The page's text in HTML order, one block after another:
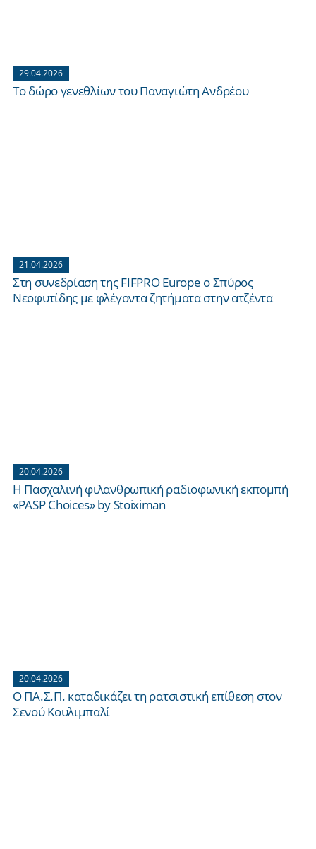
29.04.2026
Το δώρο γενεθλίων του Παναγιώτη Ανδρέου
21.04.2026
Στη συνεδρίαση της FIFPRO Europe ο Σπύρος
Νεοφυτίδης με φλέγοντα ζητήματα στην ατζέντα
20.04.2026
H Πασχαλινή φιλανθρωπική ραδιοφωνική εκπομπή
«PASP Choices» by Stoiximan
20.04.2026
Ο ΠΑ.Σ.Π. καταδικάζει τη ρατσιστική επίθεση στον
Σενού Κουλιμπαλί